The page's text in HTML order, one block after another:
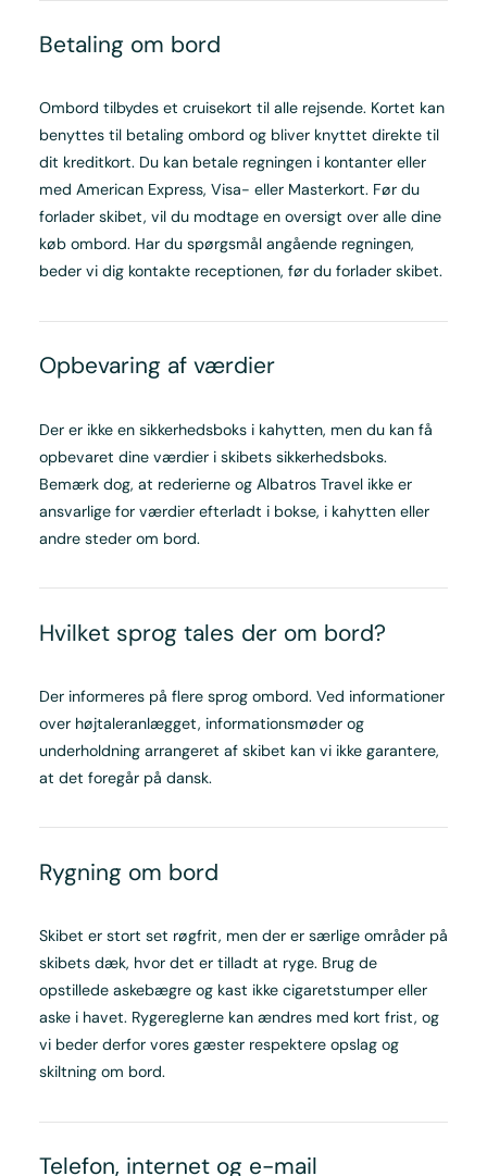
Betaling om bord
Ombord tilbydes et cruisekort til alle rejsende. Kortet kan
benyttes til betaling ombord og bliver knyttet direkte til
dit kreditkort. Du kan betale regningen i kontanter eller
med American Express, Visa- eller Masterkort. Før du
forlader skibet, vil du modtage en oversigt over alle dine
køb ombord. Har du spørgsmål angående regningen,
beder vi dig kontakte receptionen, før du forlader skibet.
Opbevaring af værdier
Der er ikke en sikkerhedsboks i kahytten, men du kan få
opbevaret dine værdier i skibets sikkerhedsboks.
Bemærk dog, at rederierne og Albatros Travel ikke er
ansvarlige for værdier efterladt i bokse, i kahytten eller
andre steder om bord.
Hvilket sprog tales der om bord?
Der informeres på flere sprog ombord. Ved informationer
over højtaleranlægget, informationsmøder og
underholdning arrangeret af skibet kan vi ikke garantere,
at det foregår på dansk.
Rygning om bord
Skibet er stort set røgfrit, men der er særlige områder på
skibets dæk, hvor det er tilladt at ryge. Brug de
opstillede askebægre og kast ikke cigaretstumper eller
aske i havet. Rygereglerne kan ændres med kort frist, og
vi beder derfor vores gæster respektere opslag og
skiltning om bord.
Telefon, internet og e-mail